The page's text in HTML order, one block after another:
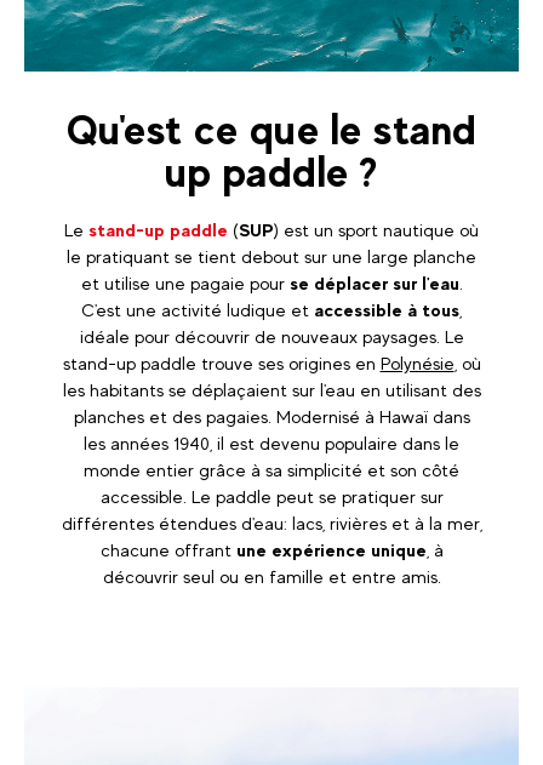
Qu'est ce que le stand
up paddle ?
Le stand-up paddle (SUP) est un sport nautique où
le pratiquant se tient debout sur une large planche
et utilise une pagaie pour se déplacer sur l'eau
C'est une activité ludique et accessible à tous
idéale pour découvrir de nouveaux paysages. Le
stand-up paddle trouve ses origines en Polynésie , où
les habitants se déplaçaient sur l'eau en utilisant des
planches et des pagaies. Modernisé à Hawaï dans
les années 1940, il est devenu populaire dans le
monde entier grâce à sa simplicité et son côté
accessible. Le paddle peut se pratiquer sur
différentes étendues d'eau: lacs, rivières et à la mer,
chacune offrant une expérience unique , à
découvrir seul ou en famille et entre amis.